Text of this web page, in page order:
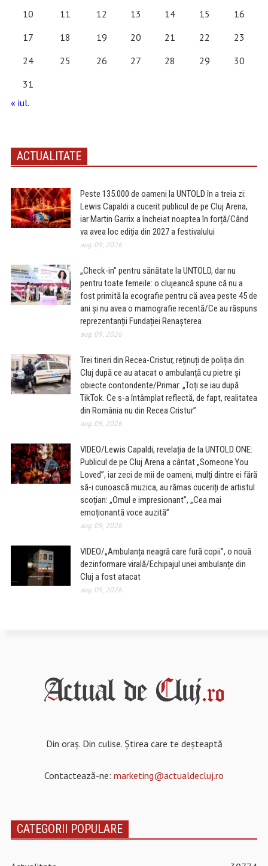
10
11 12 13 14 15
16
17
18 19 20 21 22
23
24
25 26 27 28 29
30
31
« iul.
ACTUALITATE
Peste 135.000 de oameni la UNTOLD în a treia zi:
Lewis Capaldi a cucerit publicul de pe Cluj Arena,
iar Martin Garrix a încheiat noaptea în forță/Când
va avea loc ediția din 2027 a festivalului
aug. 09, 2026
„Check-in” pentru sănătate la UNTOLD, dar nu
pentru toate femeile: o clujeancă spune că nu a
fost primită la ecografie pentru că avea peste 45 de
ani și nu avea o mamografie recentă/Ce au răspuns
reprezentanții Fundației Renașterea
aug. 09, 2026
Trei tineri din Recea-Cristur, reținuți de poliția din
Cluj după ce au atacat o ambulanță cu pietre și
obiecte contondente/Primar: „Toți se iau după
TikTok. Ce s-a întâmplat reflectă, de fapt, realitatea
din România nu din Recea Cristur”
aug. 09, 2026
VIDEO/Lewis Capaldi, revelația de la UNTOLD ONE:
Publicul de pe Cluj Arena a cântat „Someone You
Loved”, iar zeci de mii de oameni, mulți dintre ei fără
să-i cunoască muzica, au rămas cuceriți de artistul
scoțian: „Omul e impresionant”, „Cea mai
emoționantă voce auzită”
aug. 09, 2026
VIDEO/„Ambulanța neagră care fură copii”, o nouă
dezinformare virală/Echipajul unei ambulanțe din
Cluj a fost atacat
aug. 09, 2026
Din oraș. Din culise. Știrea care te deșteaptă
Contactează-ne: marketing@actualdecluj.ro
CATEGORII POPULARE